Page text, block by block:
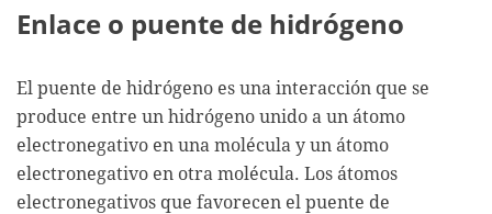
Enlace o puente de hidrógeno
El puente de hidrógeno es una interacción que se
produce entre un hidrógeno unido a un átomo
electronegativo en una molécula y un átomo
electronegativo en otra molécula. Los átomos
electronegativos que favorecen el puente de